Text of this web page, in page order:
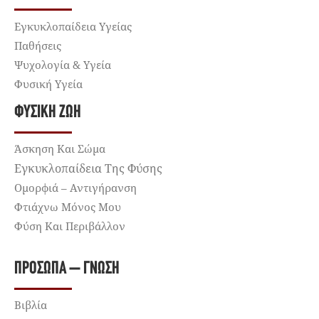
Εγκυκλοπαίδεια Υγείας
Παθήσεις
Ψυχολογία & Υγεία
Φυσική Υγεία
ΦΥΣΙΚΉ ΖΩΉ
Άσκηση Και Σώμα
Εγκυκλοπαίδεια Της Φύσης
Ομορφιά – Αντιγήρανση
Φτιάχνω Μόνος Μου
Φύση Και Περιβάλλον
ΠΡΌΣΩΠΑ – ΓΝΏΣΗ
Βιβλία